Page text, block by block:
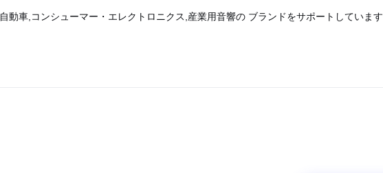
自動車,コンシューマー・エレクトロニクス,産業用音響の ブランドをサポートしていま